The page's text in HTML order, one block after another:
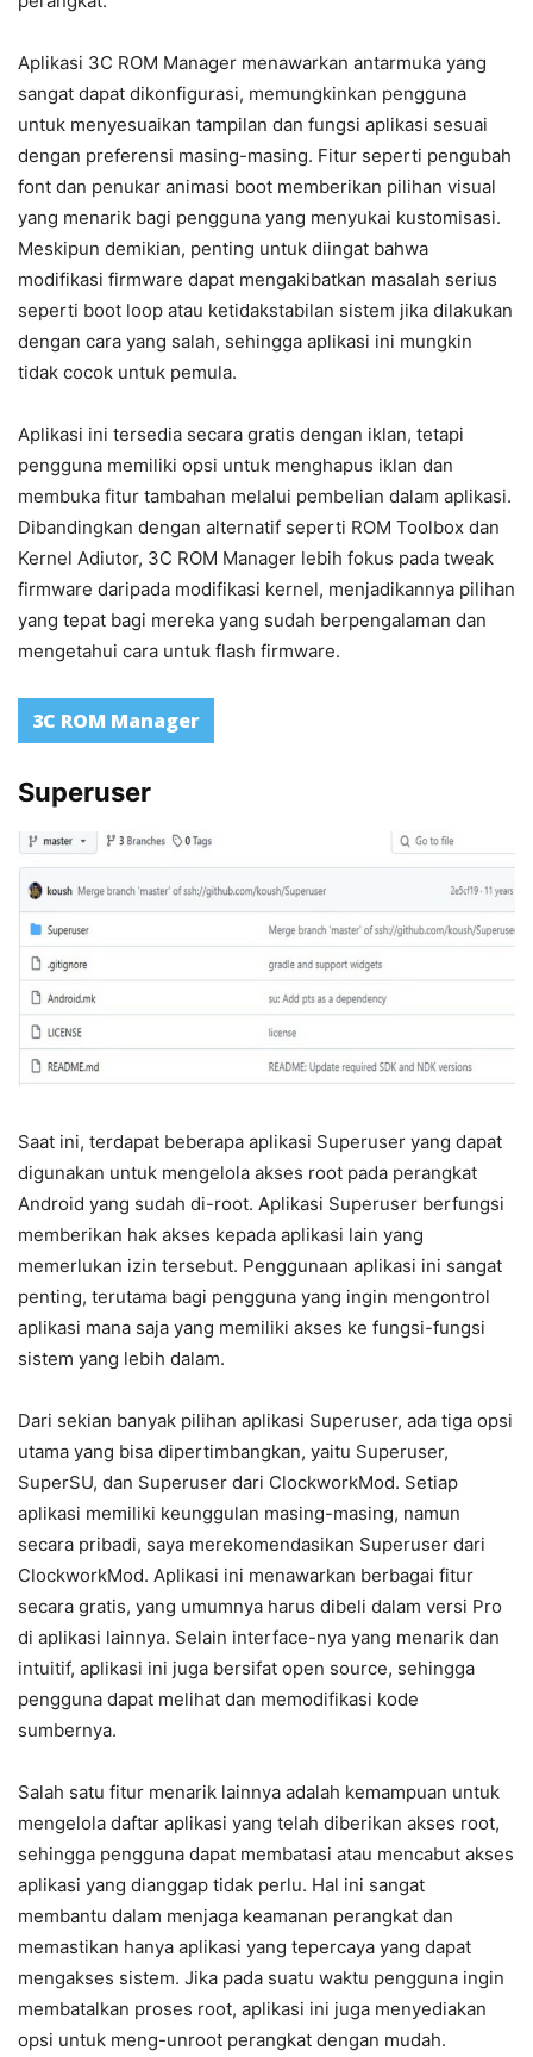
Aplikasi 3C ROM Manager menawarkan antarmuka yang
sangat dapat dikonfigurasi, memungkinkan pengguna
untuk menyesuaikan tampilan dan fungsi aplikasi sesuai
dengan preferensi masing-masing. Fitur seperti pengubah
font dan penukar animasi boot memberikan pilihan visual
yang menarik bagi pengguna yang menyukai kustomisasi.
Meskipun demikian, penting untuk diingat bahwa
modifikasi firmware dapat mengakibatkan masalah serius
seperti boot loop atau ketidakstabilan sistem jika dilakukan
dengan cara yang salah, sehingga aplikasi ini mungkin
tidak cocok untuk pemula.
Aplikasi ini tersedia secara gratis dengan iklan, tetapi
pengguna memiliki opsi untuk menghapus iklan dan
membuka fitur tambahan melalui pembelian dalam aplikasi.
Dibandingkan dengan alternatif seperti ROM Toolbox dan
Kernel Adiutor, 3C ROM Manager lebih fokus pada tweak
firmware daripada modifikasi kernel, menjadikannya pilihan
yang tepat bagi mereka yang sudah berpengalaman dan
mengetahui cara untuk flash firmware.
3C ROM Manager
Superuser
Saat ini, terdapat beberapa aplikasi Superuser yang dapat
digunakan untuk mengelola akses root pada perangkat
Android yang sudah di-root. Aplikasi Superuser berfungsi
memberikan hak akses kepada aplikasi lain yang
memerlukan izin tersebut. Penggunaan aplikasi ini sangat
penting, terutama bagi pengguna yang ingin mengontrol
aplikasi mana saja yang memiliki akses ke fungsi-fungsi
sistem yang lebih dalam.
Dari sekian banyak pilihan aplikasi Superuser, ada tiga opsi
utama yang bisa dipertimbangkan, yaitu Superuser,
SuperSU, dan Superuser dari ClockworkMod. Setiap
aplikasi memiliki keunggulan masing-masing, namun
secara pribadi, saya merekomendasikan Superuser dari
ClockworkMod. Aplikasi ini menawarkan berbagai fitur
secara gratis, yang umumnya harus dibeli dalam versi Pro
di aplikasi lainnya. Selain interface-nya yang menarik dan
intuitif, aplikasi ini juga bersifat open source, sehingga
pengguna dapat melihat dan memodifikasi kode
sumbernya.
Salah satu fitur menarik lainnya adalah kemampuan untuk
mengelola daftar aplikasi yang telah diberikan akses root,
sehingga pengguna dapat membatasi atau mencabut akses
aplikasi yang dianggap tidak perlu. Hal ini sangat
membantu dalam menjaga keamanan perangkat dan
memastikan hanya aplikasi yang tepercaya yang dapat
mengakses sistem. Jika pada suatu waktu pengguna ingin
membatalkan proses root, aplikasi ini juga menyediakan
opsi untuk meng-unroot perangkat dengan mudah.